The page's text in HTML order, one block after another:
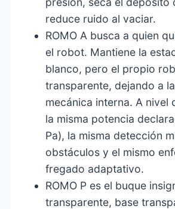
reduce ruido al vaciar.
ROMO A busca a quien
el robot. Mantiene la
blanco, pero el propio
transparente, dejando a
mecánica interna. A nivel
la misma potencia
Pa), la misma detección
obstáculos y el mismo
fregado adaptativo.
ROMO P es el buque
transparente, base